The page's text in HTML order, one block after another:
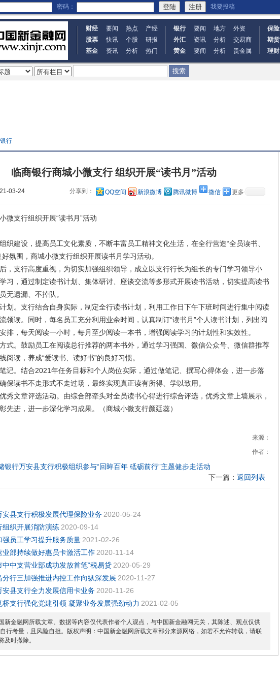
密码： 我要投稿
财经 要闻 热点
产经
股票
快讯 个股
研报
基金
资讯 分析 热门
银行 要闻 地方
外资
外汇
资讯 分析
交易商
黄金
要闻 分析 贵金属
保险
期货
理财
行
临商银行商城小微支行 组织开展“读书月”活动
03-24 分享到： QQ空间 新浪微博 腾讯微博 微信 更多
微支行组织开展“读书月”活动
织建设，提高员工文化素质，不断丰富员工精神文化生活，在全行营造“全员读书、
氛围，商城小微支行组织开展读书月学习活动。
，支行高度重视，为切实加强组织领导，成立以支行行长为组长的专门学习领导小
习，通过制定读书计划、集体研讨、座谈交流等多形式开展读书活动，切实提高读书
无遗漏、不掉队。
划。支行结合自身实际，制定全行读书计划，利用工作日下午下班时间进行集中阅读
领读。同时，每名员工充分利用业余时间，认真制订“读书月”个人读书计划，列出阅
排，每天阅读一小时，每月至少阅读一本书，增强阅读学习的计划性和实效性。
式。鼓励员工在阅读总行推荐的两本书外，通过学习强国、微信公众号、微信群推荐
阅读，养成“爱读书、读好书”的良好习惯。
记。结合2021年任务目标和个人岗位实际，通过做笔记、撰写心得体会，进一步落
保读书不走形式不走过场，最终实现真正读有所得、学以致用。
秀文章评选活动。由综合部牵头对全员读书心得进行综合评选，优秀文章上墙展示，
先进，进一步深化学习成果。（商城小微支行颜廷蕊）
来源：
作者：
银行万安县支行积极组织参与“回眸百年 砥砺前行”主题健步走活动
下一篇： 返回列表
安县支行积极发展代理保险业务 2020-05-24
组织开展消防演练 2020-09-14
强员工学习提升服务质量 2021-02-26
业部持续做好惠员卡激活工作 2020-11-14
中中支营业部成功发放首笔“税易贷 2020-05-29
分行三加强推进内控工作向纵深发展 2020-11-27
安县支行全力发展信用卡业务 2020-11-26
桥支行强化党建引领 凝聚业务发展强劲动力 2021-02-05
新金融网所载文章、数据等内容仅代表作者个人观点，与中国新金融网无关，其陈述、观点仅供
行考量，且风险自担。版权声明：中国新金融网所载文章部分来源网络，如若不允许转载，请联
及时撤除。